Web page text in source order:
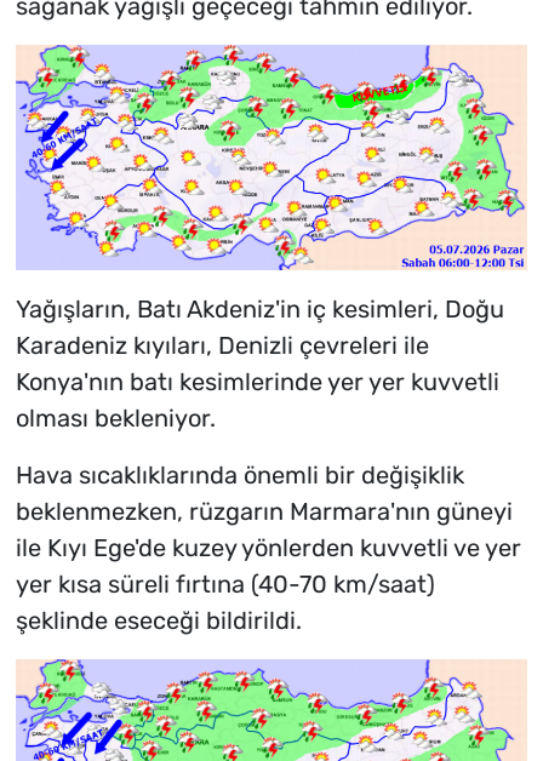
sağanak yağışlı geçeceği tahmin ediliyor.
Yağışların, Batı Akdeniz'in iç kesimleri, Doğu
Karadeniz kıyıları, Denizli çevreleri ile
Konya'nın batı kesimlerinde yer yer kuvvetli
olması bekleniyor.
Hava sıcaklıklarında önemli bir değişiklik
beklenmezken, rüzgarın Marmara'nın güneyi
ile Kıyı Ege'de kuzey yönlerden kuvvetli ve yer
yer kısa süreli fırtına (40-70 km/saat)
şeklinde eseceği bildirildi.